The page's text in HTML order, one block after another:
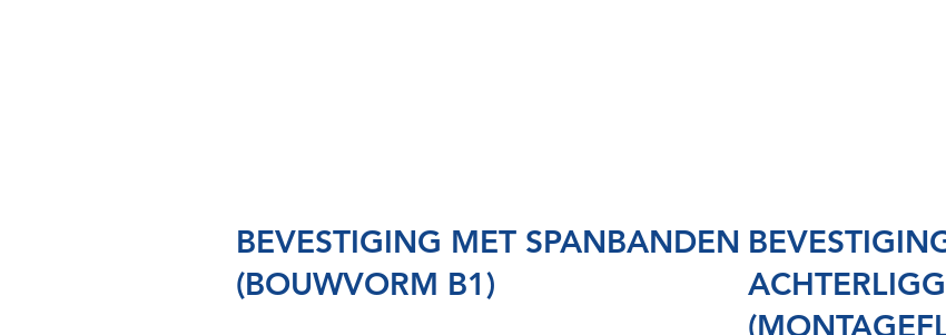
BEVESTIGING MET SPANBANDEN
(BOUWVORM B1)